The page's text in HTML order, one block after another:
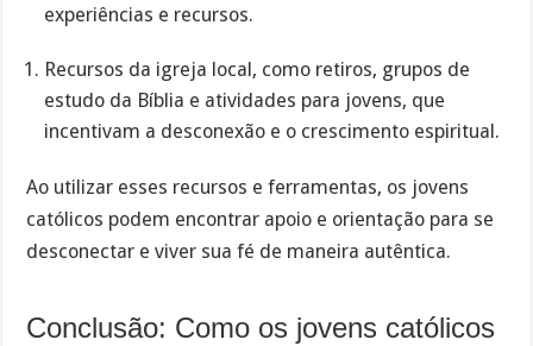
experiências e recursos.
Recursos da igreja local, como retiros, grupos de
estudo da Bíblia e atividades para jovens, que
incentivam a desconexão e o crescimento espiritual.
Ao utilizar esses recursos e ferramentas, os jovens
católicos podem encontrar apoio e orientação para se
desconectar e viver sua fé de maneira autêntica.
Conclusão: Como os jovens católicos